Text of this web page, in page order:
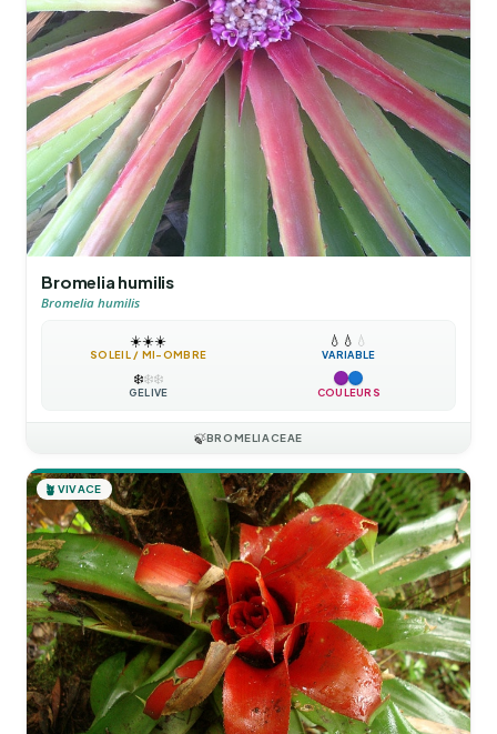
Bromelia humilis
Bromelia humilis
☀️☀️☀️
SOLEIL / MI-OMBRE
💧 💧 💧
VARIABLE
❄️❄️❄️
GÉLIVE COULEURS
🍃BROMELIACEAE
🪴 VIVACE